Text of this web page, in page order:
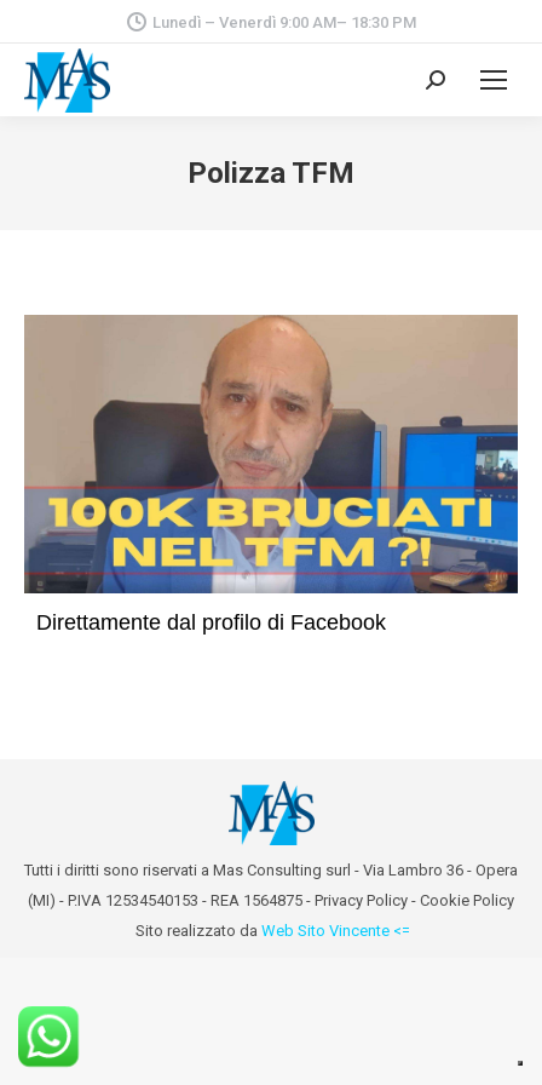
Lunedì – Venerdì 9:00 AM– 18:30 PM
Cerca:
Polizza TFM
Direttamente dal profilo di Facebook
Tutti i diritti sono riservati a Mas Consulting surl - Via Lambro 36 - Opera
(MI) - P.IVA 12534540153 - REA 1564875 - Privacy Policy - Cookie Policy
Sito realizzato da Web Sito Vincente <=